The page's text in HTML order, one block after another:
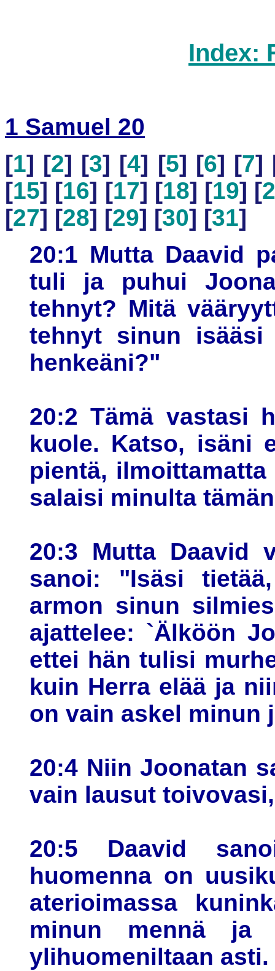
Index:
1 Samuel 20
[1] [2] [3] [4] [5] [6] [7]
[15] [16] [17] [18] [19] [
[27] [28] [29] [30] [31]
20:1 Mutta Daavid
tuli ja puhui
tehnyt? Mitä
tehnyt sinun
henkeäni?"
20:2 Tämä vastasi
kuole. Katso, isäni
pientä,
salaisi minulta
20:3 Mutta Daavid
sanoi: "Isäsi
armon sinun
ajattelee: `Älköön
ettei hän tulisi
kuin Herra elää ja
on vain askel minun
20:4 Niin Joonatan
vain lausut
20:5 Daavid
huomenna on
aterioimassa
minun mennä ja
ylihuomeniltaan asti.